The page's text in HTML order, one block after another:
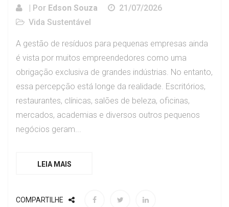
| Por Edson Souza
21/07/2026
Vida Sustentável
A gestão de resíduos para pequenas empresas ainda
é vista por muitos empreendedores como uma
obrigação exclusiva de grandes indústrias. No entanto,
essa percepção está longe da realidade. Escritórios,
restaurantes, clínicas, salões de beleza, oficinas,
mercados, academias e diversos outros pequenos
negócios geram...
LEIA MAIS
COMPARTILHE